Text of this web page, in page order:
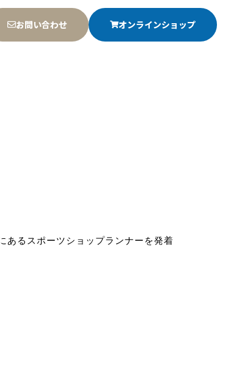
お問い合わせ オンラインショップ
あるスポーツショップランナーを発着